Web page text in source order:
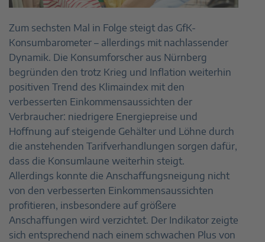
Zum sechsten Mal in Folge steigt das GfK-
Konsumbarometer – allerdings mit nachlassender
Dynamik. Die Konsumforscher aus Nürnberg
begründen den trotz Krieg und Inflation weiterhin
positiven Trend des Klimaindex mit den
verbesserten Einkommensaussichten der
Verbraucher: niedrigere Energiepreise und
Hoffnung auf steigende Gehälter und Löhne durch
die anstehenden Tarifverhandlungen sorgen dafür,
dass die Konsumlaune weiterhin steigt.
Allerdings konnte die Anschaffungsneigung nicht
von den verbesserten Einkommensaussichten
profitieren, insbesondere auf größere
Anschaffungen wird verzichtet. Der Indikator zeigte
sich entsprechend nach einem schwachen Plus von